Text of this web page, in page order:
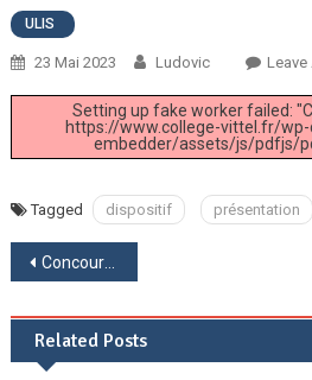
ULIS
23 Mai 2023 Ludovic Leave
Setting up fake worker failed:
https://www.college-vittel.fr/
embedder/assets/js/pdfjs/
Tagged dispositif présentation
Navigation
de
l’article
Concours VMF : bel engagement des 6°3
Related Posts